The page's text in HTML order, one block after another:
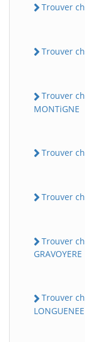
Trouver
Trouver
Trouver
MONTiGNE
Trouver
Trouver
Trouver
GRAVOYERE
Trouver
LONGUENEE